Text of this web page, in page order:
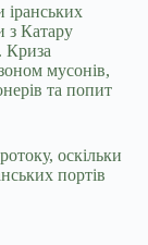
іранських
з Катару
Криза
мусонів,
та попит
оскільки
портів